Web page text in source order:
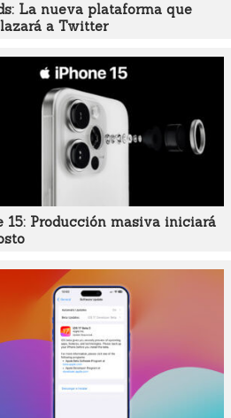
La nueva plataforma que
a Twitter
15: Producción masiva iniciará